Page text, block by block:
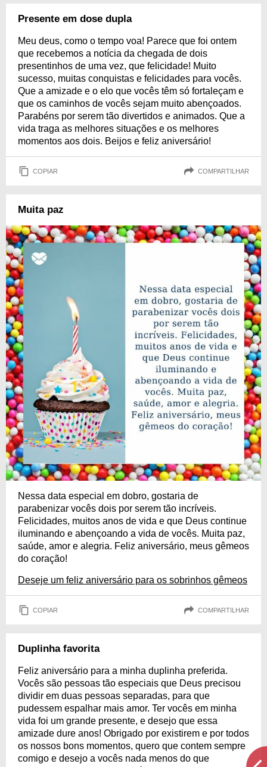
Presente em dose dupla
Meu deus, como o tempo voa! Parece que foi ontem
que recebemos a notícia da chegada de dois
presentinhos de uma vez, que felicidade! Muito
sucesso, muitas conquistas e felicidades para vocês.
Que a amizade e o elo que vocês têm só fortaleçam e
que os caminhos de vocês sejam muito abençoados.
Parabéns por serem tão divertidos e animados. Que a
vida traga as melhores situações e os melhores
momentos aos dois. Beijos e feliz aniversário!
COPIAR COMPARTILHAR
Muita paz
Nessa data especial em dobro, gostaria de
parabenizar vocês dois por serem tão incríveis.
Felicidades, muitos anos de vida e que Deus continue
iluminando e abençoando a vida de vocês. Muita paz,
saúde, amor e alegria. Feliz aniversário, meus gêmeos
do coração!
Deseje um feliz aniversário para os sobrinhos gêmeos
COPIAR COMPARTILHAR
Duplinha favorita
Feliz aniversário para a minha duplinha preferida.
Vocês são pessoas tão especiais que Deus precisou
dividir em duas pessoas separadas, para que
pudessem espalhar mais amor. Ter vocês em minha
vida foi um grande presente, e desejo que essa
amizade dure anos! Obrigado por existirem e por todos
os nossos bons momentos, quero que contem sempre
comigo e desejo a vocês nada menos do que